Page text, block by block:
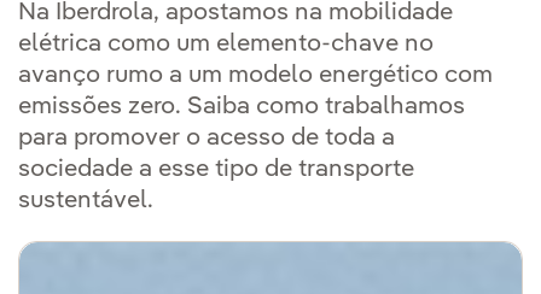
Na Iberdrola, apostamos na mobilidade
elétrica como um elemento-chave no
avanço rumo a um modelo energético com
emissões zero. Saiba como trabalhamos
para promover o acesso de toda a
sociedade a esse tipo de transporte
sustentável.